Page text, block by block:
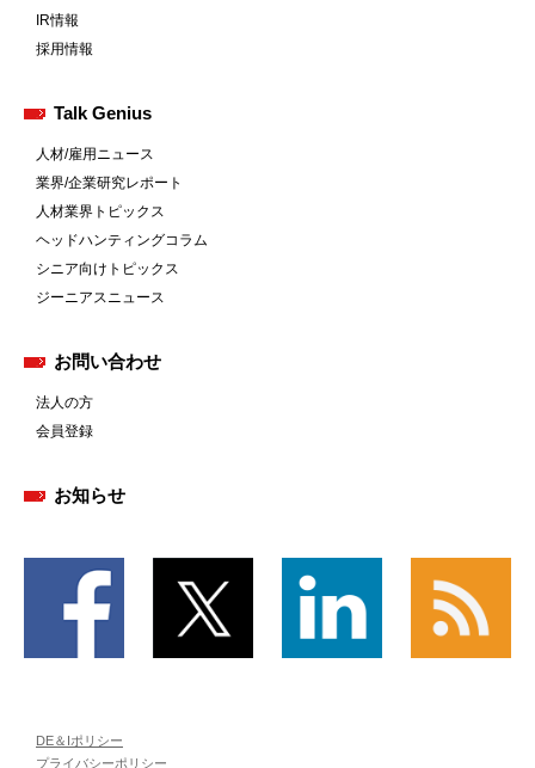
IR情報
採用情報
Talk Genius
人材/雇用ニュース
業界/企業研究レポート
人材業界トピックス
ヘッドハンティングコラム
シニア向けトピックス
ジーニアスニュース
お問い合わせ
法人の方
会員登録
お知らせ
DE＆Iポリシー
プライバシーポリシー